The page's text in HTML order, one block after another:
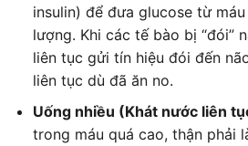
insulin) để đưa glucose từ
lượng. Khi các tế bào bị “đói”
liên tục gửi tín hiệu đói đến
liên tục dù đã ăn no.
Uống nhiều (Khát nước liên
trong máu quá cao, thận phải